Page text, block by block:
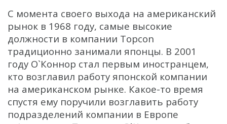
С момента своего выхода на американский
рынок в 1968 году, самые высокие
должности в компании Topcon
традиционно занимали японцы. В 2001
году О`Коннор стал первым иностранцем,
кто возглавил работу японской компании
на американском рынке. Какое-то время
спустя ему поручили возглавить работу
подразделений компании в Европе